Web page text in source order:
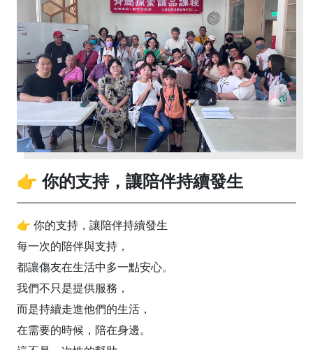
👉 你的支持，讓陪伴持續發生
👉 你的支持，讓陪伴持續發生
每一次的陪伴與支持，
都讓傷友在生活中多一點安心。
我們不只是提供服務，
而是持續走進他們的生活，
在需要的時候，陪在身邊。